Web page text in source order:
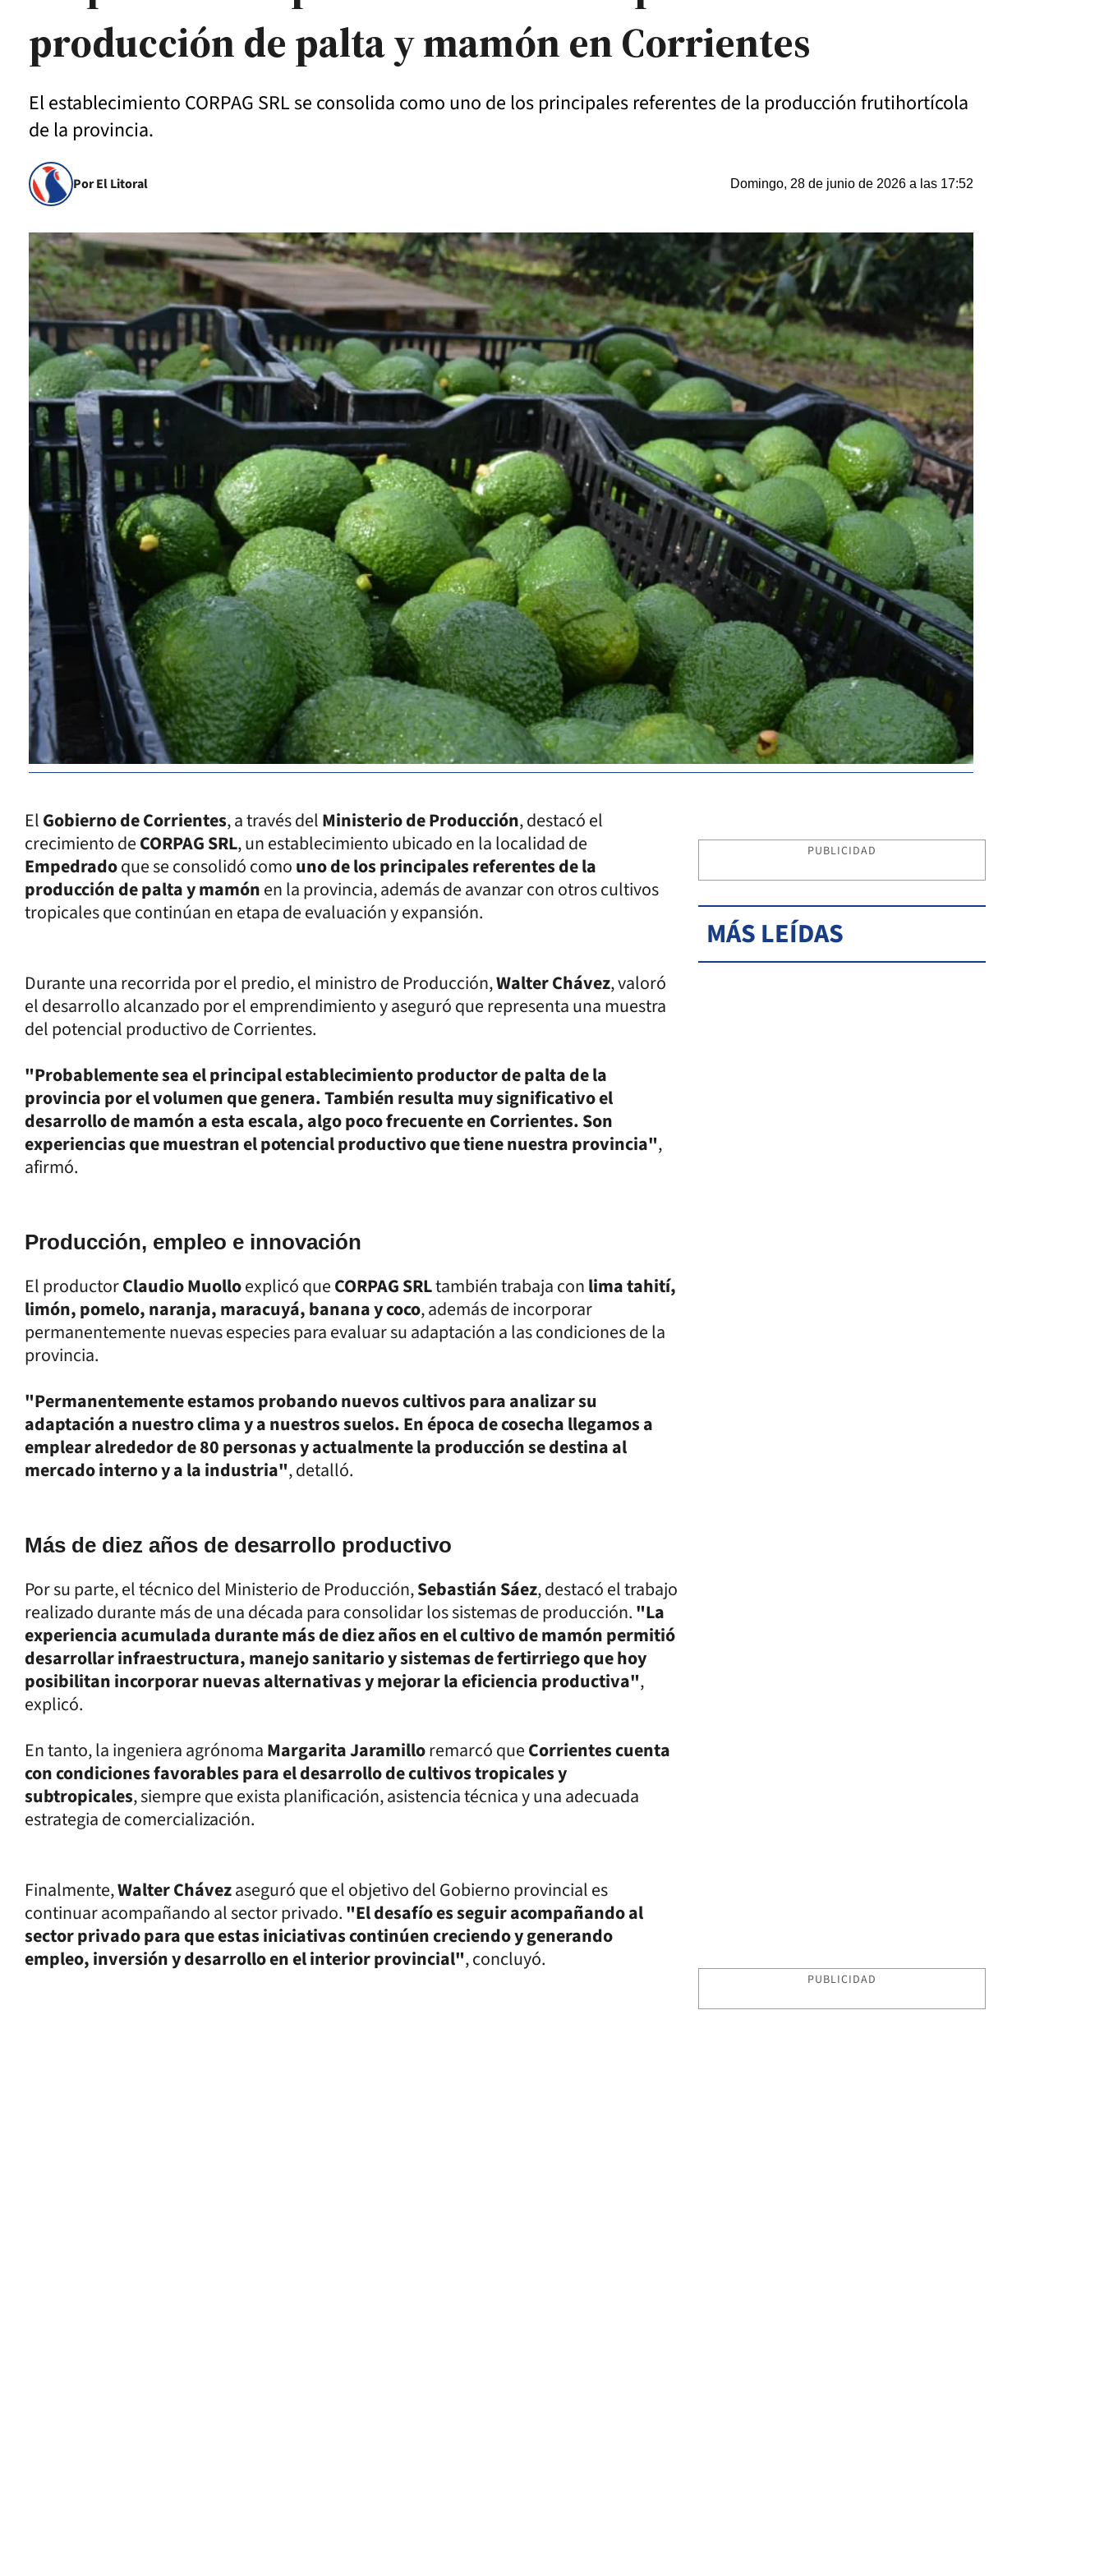
producción de palta y mamón en Corrientes
El establecimiento CORPAG SRL se consolida como uno de los principales referentes de la producción frutihortícola
de la provincia.
Por El Litoral Domingo, 28 de junio de 2026 a las 17:52
ElGobierno de Corrientes, a través delMinisterio de Producción, destacó el
crecimiento deCORPAG SRL, un establecimiento ubicado en la localidad de
Empedradoque se consolidó comouno de los principales referentes de la
producción de palta y mamónen la provincia, además de avanzar con otros cultivos
tropicales que continúan en etapa de evaluación y expansión.
Durante una recorrida por el predio, el ministro de Producción,Walter Chávez, valoró
el desarrollo alcanzado por el emprendimiento y aseguró que representa una muestra
del potencial productivo de Corrientes.
"Probablemente sea el principal establecimiento productor de palta de la
provincia por el volumen que genera. También resulta muy significativo el
desarrollo de mamón a esta escala, algo poco frecuente en Corrientes. Son
experiencias que muestran el potencial productivo que tiene nuestra provincia",
afirmó.
Producción, empleo e innovación
El productorClaudio Muolloexplicó queCORPAG SRLtambién trabaja conlima tahití,
limón, pomelo, naranja, maracuyá, banana y coco, además de incorporar
permanentemente nuevas especies para evaluar su adaptación a las condiciones de la
provincia.
"Permanentemente estamos probando nuevos cultivos para analizar su
adaptación a nuestro clima y a nuestros suelos. En época de cosecha llegamos a
emplear alrededor de 80 personas y actualmente la producción se destina al
mercado interno y a la industria", detalló.
Más de diez años de desarrollo productivo
Por su parte, el técnico del Ministerio de Producción,Sebastián Sáez, destacó el trabajo
realizado durante más de una década para consolidar los sistemas de producción."La
experiencia acumulada durante más de diez años en el cultivo de mamón permitió
desarrollar infraestructura, manejo sanitario y sistemas de fertirriego que hoy
posibilitan incorporar nuevas alternativas y mejorar la eficiencia productiva",
explicó.
En tanto, la ingeniera agrónomaMargarita Jaramilloremarcó queCorrientes cuenta
con condiciones favorables para el desarrollo de cultivos tropicales y
subtropicales, siempre que exista planificación, asistencia técnica y una adecuada
estrategia de comercialización.
Finalmente,Walter Chávezaseguró que el objetivo del Gobierno provincial es
continuar acompañando al sector privado."El desafío es seguir acompañando al
sector privado para que estas iniciativas continúen creciendo y generando
empleo, inversión y desarrollo en el interior provincial", concluyó.
PUBLICIDAD
MÁS LEÍDAS
PUBLICIDAD